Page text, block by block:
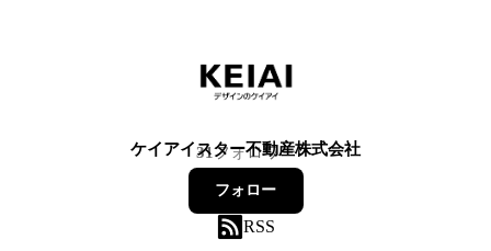
ケイアイスター不動産株式会社
31フォロワー
フォロー
RSS